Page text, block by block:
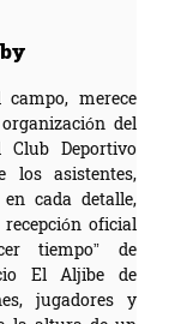
merece
del
Deportivo
los asistentes,
cada detalle,
oficial
tiempo” de
El Aljibe de
jugadores y